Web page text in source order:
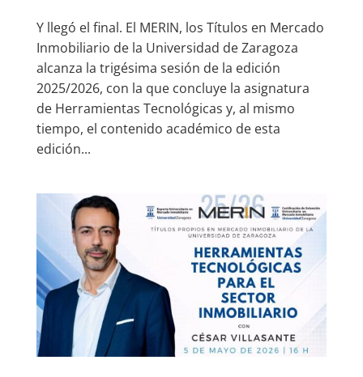
Y llegó el final. El MERIN, los Títulos en Mercado
Inmobiliario de la Universidad de Zaragoza
alcanza la trigésima sesión de la edición
2025/2026, con la que concluye la asignatura
de Herramientas Tecnológicas y, al mismo
tiempo, el contenido académico de esta
edición...